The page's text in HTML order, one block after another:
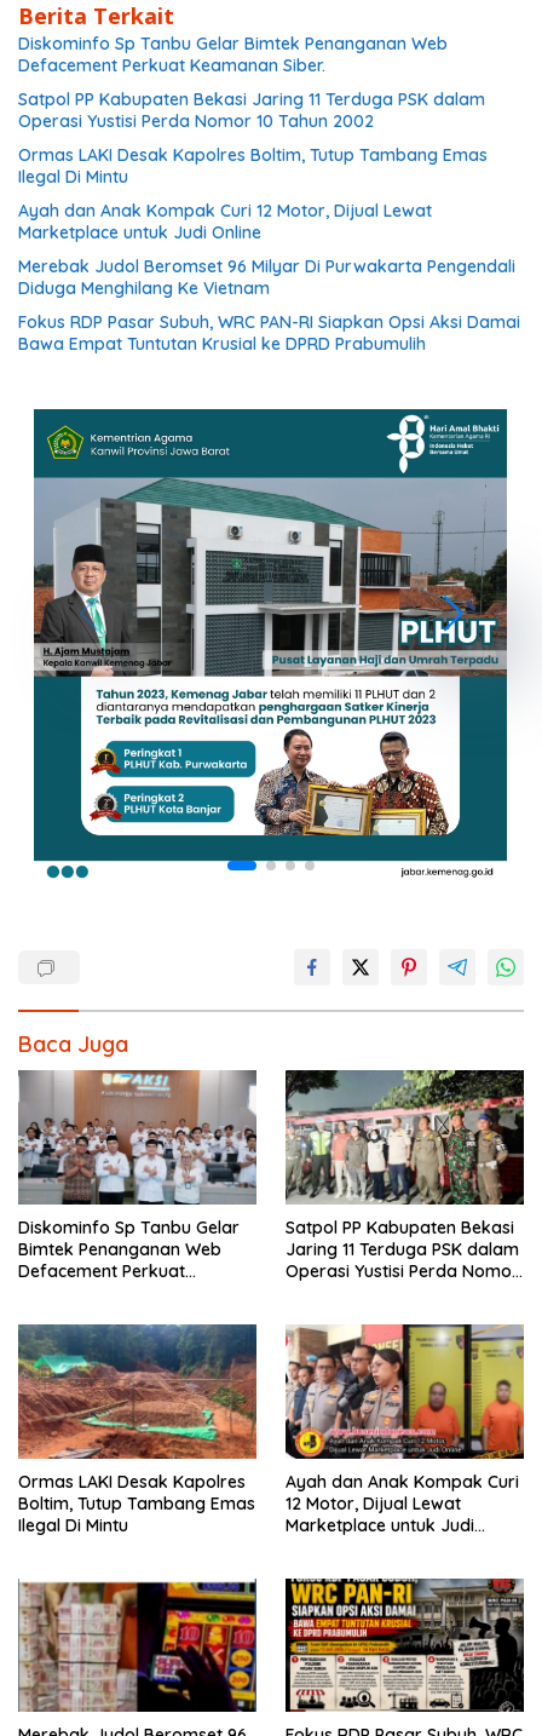
Berita Terkait
Diskominfo Sp Tanbu Gelar Bimtek Penanganan Web
Defacement Perkuat Keamanan Siber.
Satpol PP Kabupaten Bekasi Jaring 11 Terduga PSK dalam
Operasi Yustisi Perda Nomor 10 Tahun 2002
Ormas LAKI Desak Kapolres Boltim, Tutup Tambang Emas
Ilegal Di Mintu
Ayah dan Anak Kompak Curi 12 Motor, Dijual Lewat
Marketplace untuk Judi Online
Merebak Judol Beromset 96 Milyar Di Purwakarta Pengendali
Diduga Menghilang Ke Vietnam
Fokus RDP Pasar Subuh, WRC PAN-RI Siapkan Opsi Aksi Damai
Bawa Empat Tuntutan Krusial ke DPRD Prabumulih
Baca Juga
Diskominfo Sp Tanbu Gelar
Bimtek Penanganan Web
Defacement Perkuat
Satpol PP Kabupaten Bekasi
Jaring 11 Terduga PSK dalam
Operasi Yustisi Perda Nomor
Ormas LAKI Desak Kapolres
Boltim, Tutup Tambang Emas
Ilegal Di Mintu
Ayah dan Anak Kompak Curi
12 Motor, Dijual Lewat
Marketplace untuk Judi